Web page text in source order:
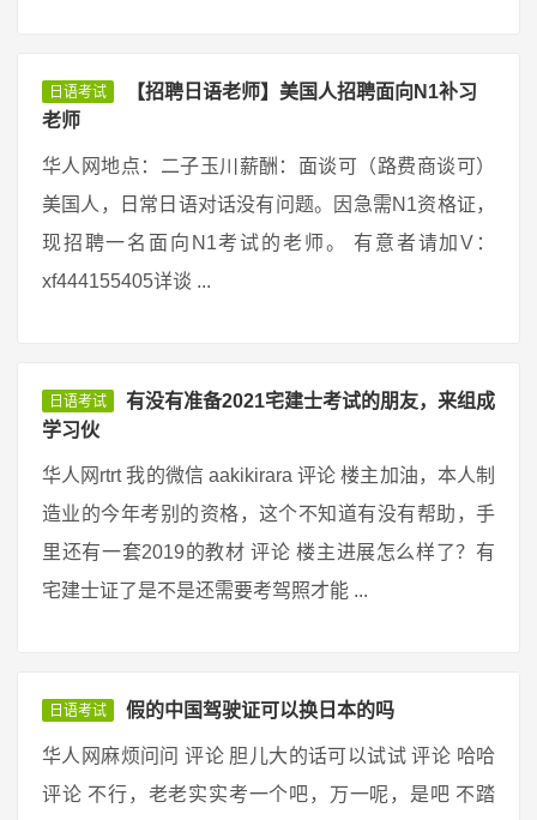
日语考试
【招聘日语老师】美国人招聘面向N1补习
老师
华人网地点：二子玉川薪酬：面谈可（路费商谈可）
美国人，日常日语对话没有问题。因急需N1资格证，
现招聘一名面向N1考试的老师。 有意者请加V：
xf444155405详谈 ...
日语考试
有没有准备2021宅建士考试的朋友，来组成
学习伙
华人网rtrt 我的微信 aakikirara 评论 楼主加油，本人制
造业的今年考别的资格，这个不知道有没有帮助，手
里还有一套2019的教材 评论 楼主进展怎么样了？有
宅建士证了是不是还需要考驾照才能 ...
日语考试 假的中国驾驶证可以换日本的吗
华人网麻烦问问 评论 胆儿大的话可以试试 评论 哈哈
评论 不行，老老实实考一个吧，万一呢，是吧 不踏